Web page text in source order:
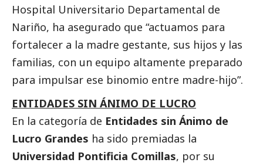
Hospital Universitario Departamental de
Nariño, ha asegurado que “actuamos para
fortalecer a la madre gestante, sus hijos y las
familias, con un equipo altamente preparado
para impulsar ese binomio entre madre-hijo”.
ENTIDADES SIN ÁNIMO DE LUCRO
En la categoría de Entidades sin Ánimo de
Lucro Grandes ha sido premiadas la
Universidad Pontificia Comillas, por su